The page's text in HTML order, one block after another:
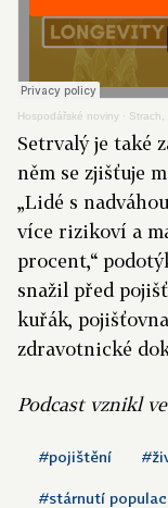
Hospodářské noviny · Strach,
Setrvalý je také
něm se zjišťuje
„Lidé s
více rizikoví a
procent,“
snažil před
kuřák,
zdravotnické
Podcast vznikl
#pojištění
#stárnutí